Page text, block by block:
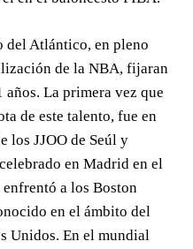
del Atlántico, en pleno
de la NBA, fijaran
años. La primera vez que
de este talento, fue en
los JJOO de Seúl y
en Madrid en el
a los Boston
en el ámbito del
Unidos. En el mundial